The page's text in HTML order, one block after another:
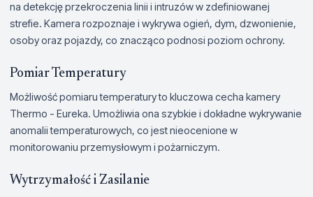
na detekcję przekroczenia linii i intruzów w zdefiniowanej
strefie. Kamera rozpoznaje i wykrywa ogień, dym, dzwonienie,
osoby oraz pojazdy, co znacząco podnosi poziom ochrony.
Pomiar Temperatury
Możliwość pomiaru temperatury to kluczowa cecha kamery
Thermo - Eureka. Umożliwia ona szybkie i dokładne wykrywanie
anomalii temperaturowych, co jest nieocenione w
monitorowaniu przemysłowym i pożarniczym.
Wytrzymałość i Zasilanie